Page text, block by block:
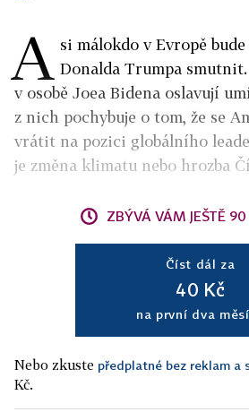
A si málokdo v Evropě
Donalda Trumpa
v osobě Joea Bidena oslavují
z nich pochybuje o tom, že se
vrátit na pozici globálního
je změna klimatu nebo hrozba
ZBÝVÁ VÁM JEŠTĚ
Číst dál za
40 Kč
na první dva
Nebo zkuste předplatné bez reklam a
Kč.